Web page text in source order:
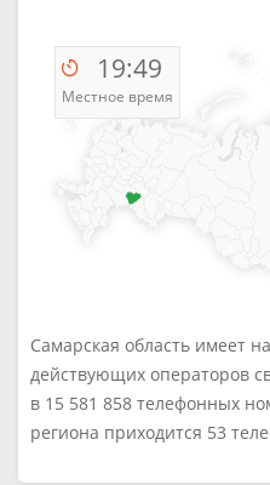
19:49
Местное время
Самарская область имеет
действующих операторов
в 15 581 858 телефонных
региона приходится 53